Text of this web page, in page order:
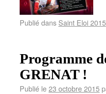
Publié dans Saint Eloi 2015
Programme
GRENAT !
Publié le23 octobre 2015